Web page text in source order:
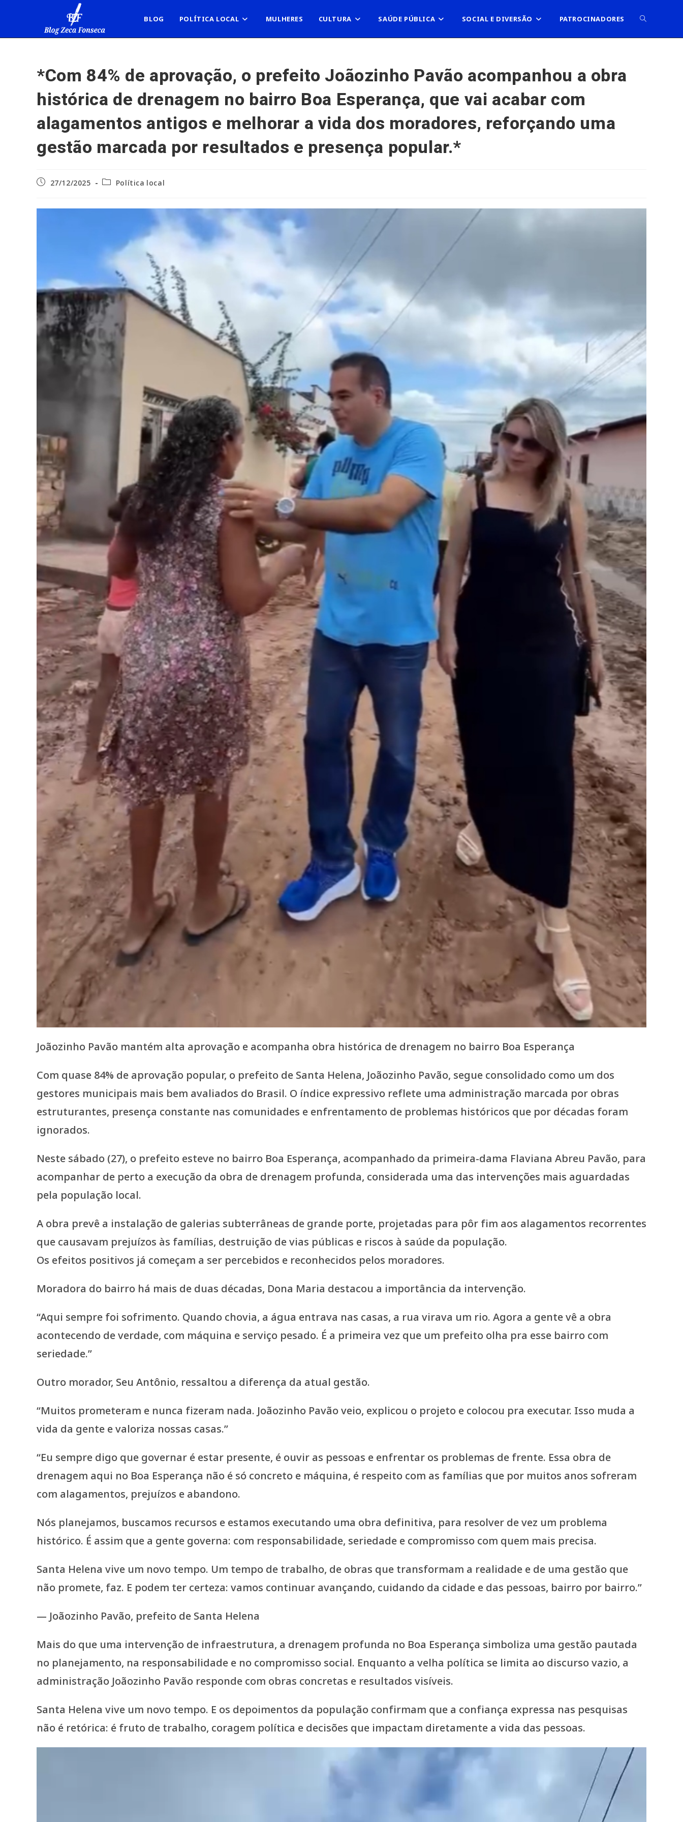
BLOG POLÍTICA LOCAL MULHERES CULTURA SAÚDE PÚBLICA SOCIAL E DIVERSÃO PATROCINADORES ALTERNAR
*Com 84% de aprovação, o prefeito Joãozinho Pavão acompanhou a obra
histórica de drenagem no bairro Boa Esperança, que vai acabar com
alagamentos antigos e melhorar a vida dos moradores, reforçando uma
gestão marcada por resultados e presença popular.*
Post27/12/2025
Categoria
Política local
Joãozinho Pavão mantém alta aprovação e acompanha obra histórica de drenagem no bairro Boa Esperança
Com quase 84% de aprovação popular, o prefeito de Santa Helena, Joãozinho Pavão, segue consolidado como um dos
gestores municipais mais bem avaliados do Brasil. O índice expressivo reflete uma administração marcada por obras
estruturantes, presença constante nas comunidades e enfrentamento de problemas históricos que por décadas foram
ignorados.
Neste sábado (27), o prefeito esteve no bairro Boa Esperança, acompanhado da primeira-dama Flaviana Abreu Pavão, para
acompanhar de perto a execução da obra de drenagem profunda, considerada uma das intervenções mais aguardadas
pela população local.
A obra prevê a instalação de galerias subterrâneas de grande porte, projetadas para pôr fim aos alagamentos recorrentes
que causavam prejuízos às famílias, destruição de vias públicas e riscos à saúde da população.
Os efeitos positivos já começam a ser percebidos e reconhecidos pelos moradores.
Moradora do bairro há mais de duas décadas, Dona Maria destacou a importância da intervenção.
“Aqui sempre foi sofrimento. Quando chovia, a água entrava nas casas, a rua virava um rio. Agora a gente vê a obra
acontecendo de verdade, com máquina e serviço pesado. É a primeira vez que um prefeito olha pra esse bairro com
seriedade.”
Outro morador, Seu Antônio, ressaltou a diferença da atual gestão.
“Muitos prometeram e nunca fizeram nada. Joãozinho Pavão veio, explicou o projeto e colocou pra executar. Isso muda a
vida da gente e valoriza nossas casas.”
“Eu sempre digo que governar é estar presente, é ouvir as pessoas e enfrentar os problemas de frente. Essa obra de
drenagem aqui no Boa Esperança não é só concreto e máquina, é respeito com as famílias que por muitos anos sofreram
com alagamentos, prejuízos e abandono.
Nós planejamos, buscamos recursos e estamos executando uma obra definitiva, para resolver de vez um problema
histórico. É assim que a gente governa: com responsabilidade, seriedade e compromisso com quem mais precisa.
Santa Helena vive um novo tempo. Um tempo de trabalho, de obras que transformam a realidade e de uma gestão que
não promete, faz. E podem ter certeza: vamos continuar avançando, cuidando da cidade e das pessoas, bairro por bairro.”
— Joãozinho Pavão, prefeito de Santa Helena
Mais do que uma intervenção de infraestrutura, a drenagem profunda no Boa Esperança simboliza uma gestão pautada
no planejamento, na responsabilidade e no compromisso social. Enquanto a velha política se limita ao discurso vazio, a
administração Joãozinho Pavão responde com obras concretas e resultados visíveis.
Santa Helena vive um novo tempo. E os depoimentos da população confirmam que a confiança expressa nas pesquisas
não é retórica: é fruto de trabalho, coragem política e decisões que impactam diretamente a vida das pessoas.